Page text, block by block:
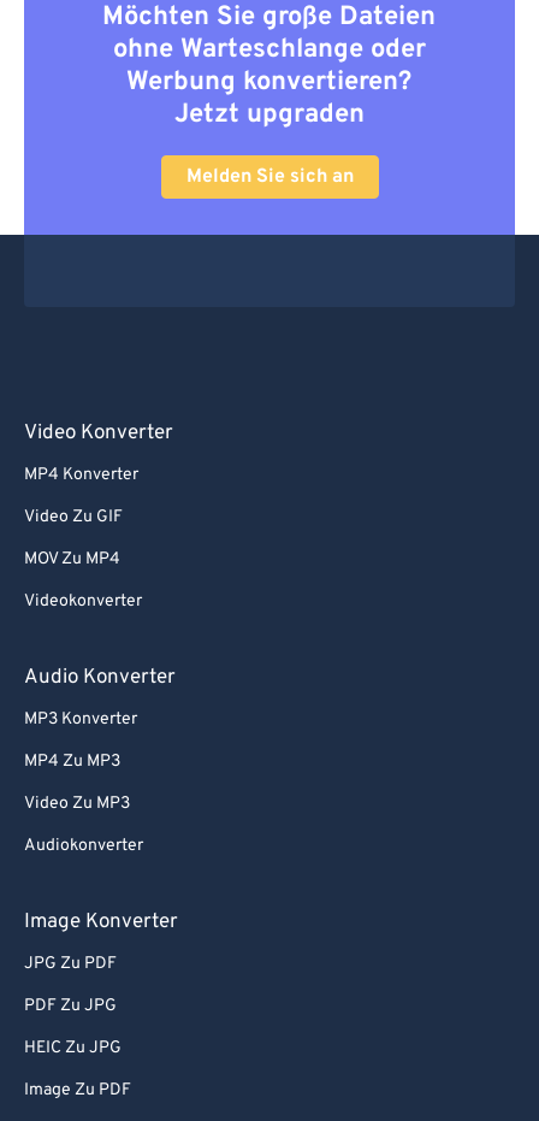
Möchten Sie große Dateien
ohne Warteschlange oder
Werbung konvertieren?
Jetzt upgraden
Melden Sie sich an
Video Konverter
MP4 Konverter
Video Zu GIF
MOV Zu MP4
Videokonverter
Audio Konverter
MP3 Konverter
MP4 Zu MP3
Video Zu MP3
Audiokonverter
Image Konverter
JPG Zu PDF
PDF Zu JPG
HEIC Zu JPG
Image Zu PDF